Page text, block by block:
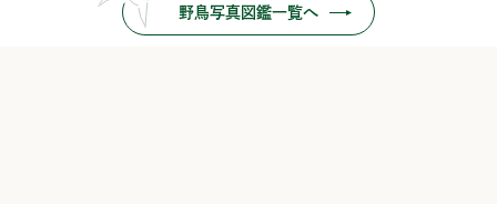
野鳥写真図鑑一覧へ